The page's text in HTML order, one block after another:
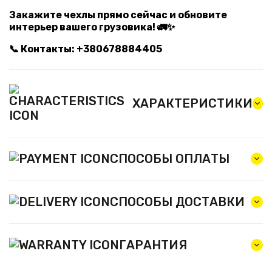
Закажите чехлы прямо сейчас и обновите
интерьер вашего грузовика! 🚛✨
📞 Контакты: +380678884405
ХАРАКТЕРИСТИКИ
СПОСОБЫ ОПЛАТЫ
СПОСОБЫ ДОСТАВКИ
ГАРАНТИЯ